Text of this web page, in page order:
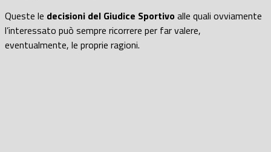
Queste le decisioni del Giudice Sportivoalle quali ovviamente
l’interessato può sempre ricorrere per far valere,
eventualmente, le proprie ragioni.